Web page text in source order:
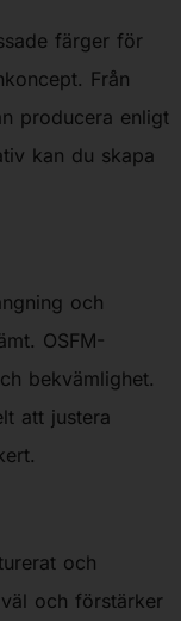
färger för
Från
producera enligt
kan du skapa
och
OSFM-
bekvämlighet.
att justera
och
och förstärker